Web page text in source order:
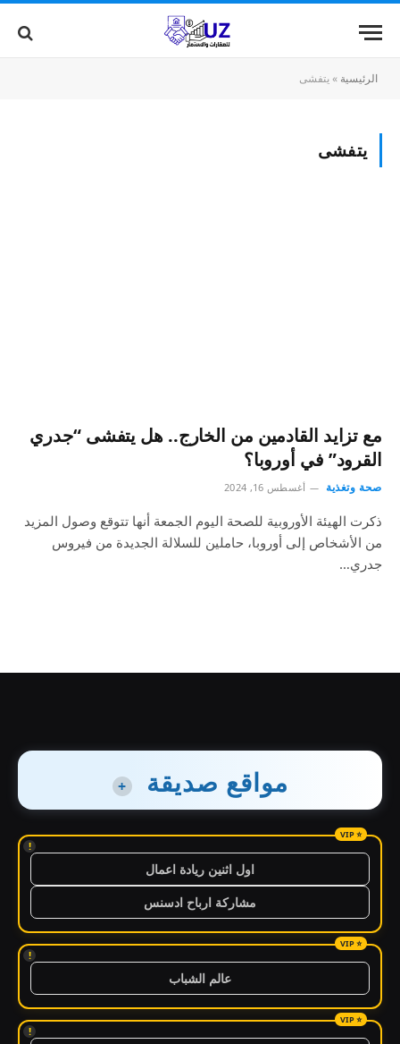
الرئيسية »يتفشى
يتفشى
مع تزايد القادمين من الخارج.. هل يتفشى “جدري
القرود” في أوروبا؟
صحة وتغذية أغسطس 16, 2024
ذكرت الهيئة الأوروبية للصحة اليوم الجمعة أنها تتوقع وصول المزيد
من الأشخاص إلى أوروبا، حاملين للسلالة الجديدة من فيروس
جدري…
مواقع صديقة +
!
اول اثنين ريادة اعمال
مشاركة ارباح ادسنس
!
عالم الشباب
!